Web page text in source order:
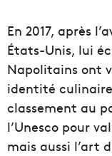
En 2017, après
États-Unis, lui
Napolitains ont
identité
classement au
l’Unesco pour
mais aussi l’art